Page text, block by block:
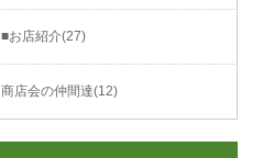
■お店紹介(27)
商店会の仲間達(12)